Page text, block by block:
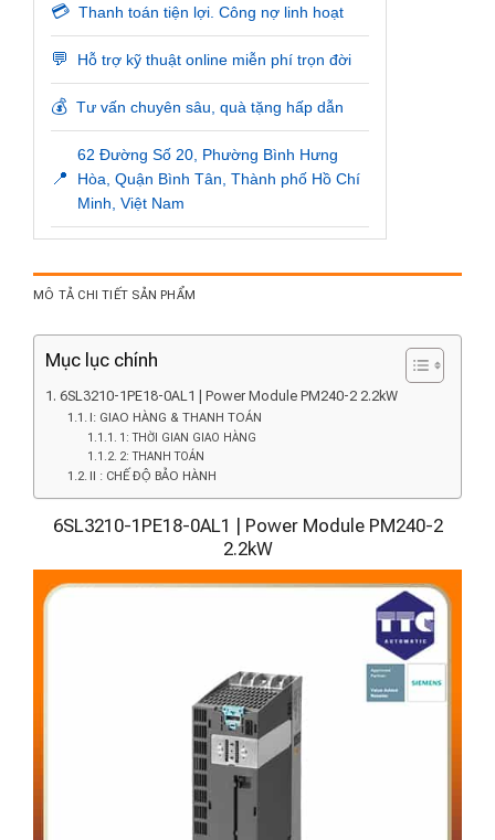
💳 Thanh toán tiện lợi. Công nợ linh hoạt
💬 Hỗ trợ kỹ thuật online miễn phí trọn đời
💰 Tư vấn chuyên sâu, quà tặng hấp dẫn
📍
62 Đường Số 20, Phường Bình Hưng
Hòa, Quận Bình Tân, Thành phố Hồ Chí
Minh, Việt Nam
MÔ TẢ CHI TIẾT SẢN PHẨM
Mục lục chính
6SL3210-1PE18-0AL1 | Power Module PM240-2 2.2kW
I: GIAO HÀNG & THANH TOÁN
1: THỜI GIAN GIAO HÀNG
2: THANH TOÁN
II : CHẾ ĐỘ BẢO HÀNH
6SL3210-1PE18-0AL1 | Power Module PM240-2
2.2kW